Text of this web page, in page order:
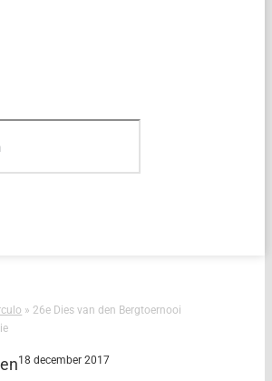
»26e Dies van den Bergtoernooi
18 december 2017